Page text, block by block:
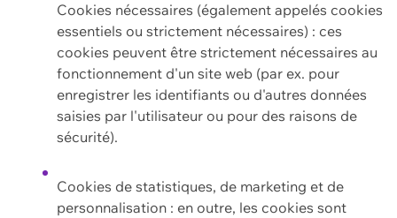
Cookies nécessaires (également appelés cookies
essentiels ou strictement nécessaires) : ces
cookies peuvent être strictement nécessaires au
fonctionnement d'un site web (par ex. pour
enregistrer les identifiants ou d'autres données
saisies par l'utilisateur ou pour des raisons de
sécurité).
Cookies de statistiques, de marketing et de
personnalisation : en outre, les cookies sont